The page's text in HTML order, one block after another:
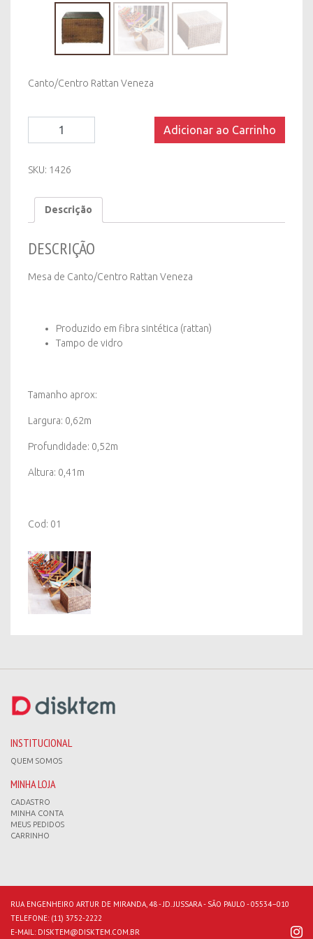
Canto/Centro Rattan Veneza
Rattan
quantity
Adicionar ao Carrinho
SKU: 1426
Descrição
DESCRIÇÃO
Mesa de Canto/Centro Rattan Veneza
Produzido em fibra sintética (rattan)
Tampo de vidro
Tamanho aprox:
Largura: 0,62m
Profundidade: 0,52m
Altura: 0,41m
Cod: 01
INSTITUCIONAL
QUEM SOMOS
MINHA LOJA
CADASTRO
MINHA CONTA
MEUS PEDIDOS
CARRINHO
RUA ENGENHEIRO ARTUR DE MIRANDA, 48 - JD. JUSSARA - SÃO PAULO - 05534–010
TELEFONE: (11) 3752-2222
E-MAIL: DISKTEM@DISKTEM.COM.BR